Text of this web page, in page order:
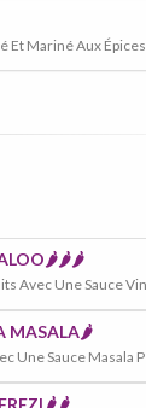
Et Mariné Aux Épices
MASALA🌶️